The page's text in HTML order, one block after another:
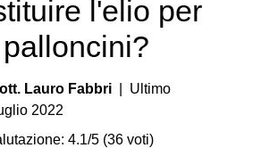
l'elio per
Lauro Fabbri | Ultimo
2022
4.1/5 (36 voti)